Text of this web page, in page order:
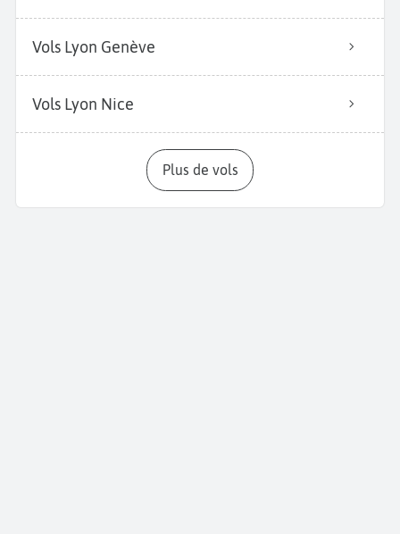
Vols Lyon Genève
Vols Lyon Nice
Plus de vols